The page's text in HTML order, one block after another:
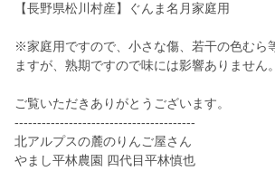
【長野県松川村産】ぐんま名月家庭用
※家庭用ですので、小さな傷、若干の色むら
ますが、熟期ですので味には影響ありません。
ご覧いただきありがとうございます。
----------------------------------------
北アルプスの麓のりんご屋さん
やまし平林農園 四代目平林慎也